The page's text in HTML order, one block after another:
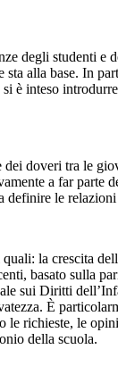
degli studenti
alla base. In
inteso
doveri tra le
a far
le
la crescita
basato sulla
sui Diritti
È
richieste, le
della scuola.